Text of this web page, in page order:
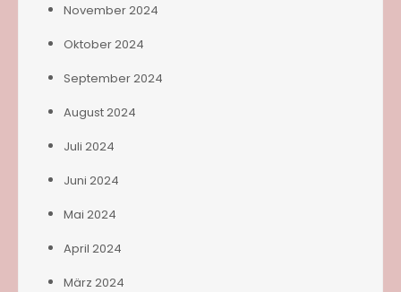
November 2024
Oktober 2024
September 2024
August 2024
Juli 2024
Juni 2024
Mai 2024
April 2024
März 2024